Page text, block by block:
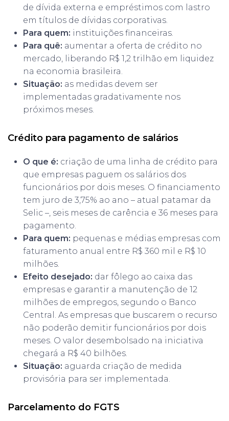
de dívida externa e empréstimos com lastro
em títulos de dívidas corporativas.
Para quem: instituições financeiras.
Para quê: aumentar a oferta de crédito no
mercado, liberando R$ 1,2 trilhão em liquidez
na economia brasileira.
Situação: as medidas devem ser
implementadas gradativamente nos
próximos meses.
Crédito para pagamento de salários
O que é: criação de uma linha de crédito para
que empresas paguem os salários dos
funcionários por dois meses. O financiamento
tem juro de 3,75% ao ano – atual patamar da
Selic –, seis meses de carência e 36 meses para
pagamento.
Para quem: pequenas e médias empresas com
faturamento anual entre R$ 360 mil e R$ 10
milhões.
Efeito desejado: dar fôlego ao caixa das
empresas e garantir a manutenção de 12
milhões de empregos, segundo o Banco
Central. As empresas que buscarem o recurso
não poderão demitir funcionários por dois
meses. O valor desembolsado na iniciativa
chegará a R$ 40 bilhões.
Situação: aguarda criação de medida
provisória para ser implementada.
Parcelamento do FGTS